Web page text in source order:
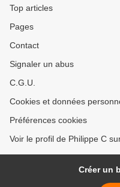
Top articles
Pages
Contact
Signaler un abus
C.G.U.
Cookies et données
Préférences cookies
Voir le profil de Philippe C
Créer un